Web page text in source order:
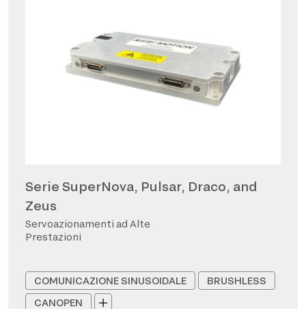
Serie SuperNova, Pulsar, Draco, and
Zeus
Servoazionamenti ad Alte
Prestazioni
COMUNICAZIONE SINUSOIDALE
BRUSHLESS
CANOPEN